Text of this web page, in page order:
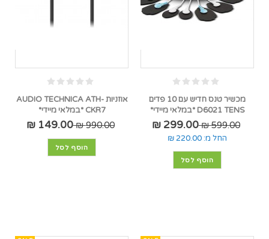
מכשיר טנס חדיש עם 10 פדים
D6021 TENS *במלאי מיידי*
599.00 ₪
299.00 ₪
החל מ: 220.00 ₪
הוסף לסל
אוזניות AUDIO TECHNICA ATH-
CKR7 *במלאי מיידי*
990.00 ₪
149.00 ₪
הוסף לסל